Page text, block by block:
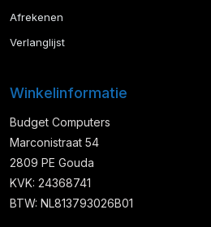
Afrekenen
Verlanglijst
Winkelinformatie
Budget Computers
Marconistraat 54
2809 PE Gouda
KVK: 24368741
BTW: NL813793026B01